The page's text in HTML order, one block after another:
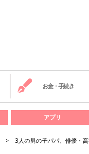
お金・手続き
アプリ
3人の男の子パパ、俳優・